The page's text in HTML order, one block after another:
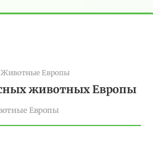
Животные Европы
животных Европы
Европы